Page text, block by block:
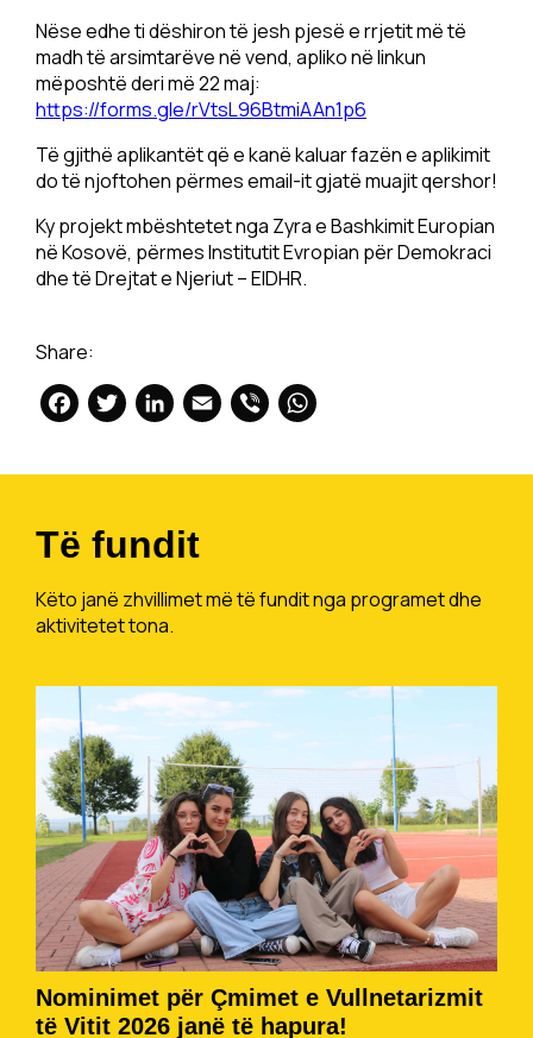
Nëse edhe ti dëshiron të jesh pjesë e rrjetit më të
madh të arsimtarëve në vend, apliko në linkun
mëposhtë deri më 22 maj:
https://forms.gle/rVtsL96BtmiAAn1p6
Të gjithë aplikantët që e kanë kaluar fazën e aplikimit
do të njoftohen përmes email-it gjatë muajit qershor!
Ky projekt mbështetet nga Zyra e Bashkimit Europian
në Kosovë, përmes Institutit Evropian për Demokraci
dhe të Drejtat e Njeriut – EIDHR.
Share:
Facebook
Twitter
LinkedIn
Email
Viber
Të fundit
Këto janë zhvillimet më të fundit nga programet dhe
aktivitetet tona.
Nominimet për Çmimet e Vullnetarizmit
të Vitit 2026 janë të hapura!